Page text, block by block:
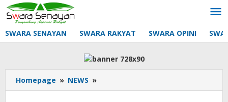
Lewati
ke
konten
SWARA SENAYAN SWARA RAKYAT SWARA OPINI
Homepage » NEWS »
Mubes